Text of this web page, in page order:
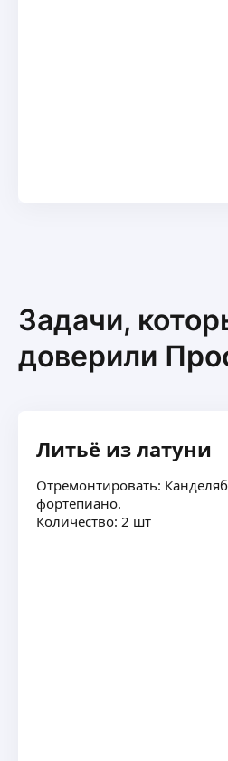
Задачи,
доверили
Литьё из латуни
Отремонтировать:
фортепиано.
Количество: 2 шт